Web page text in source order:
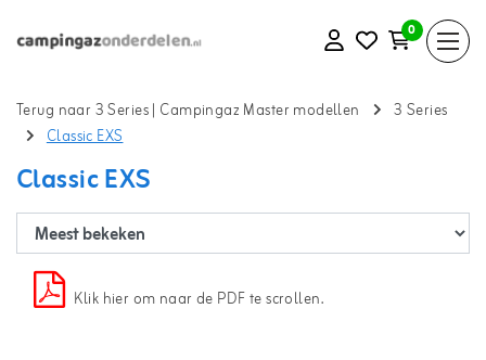
0
Terug naar 3 Series| Campingaz Master modellen
3 Series
Classic EXS
Classic EXS
Klik hier om naar de PDF te scrollen.